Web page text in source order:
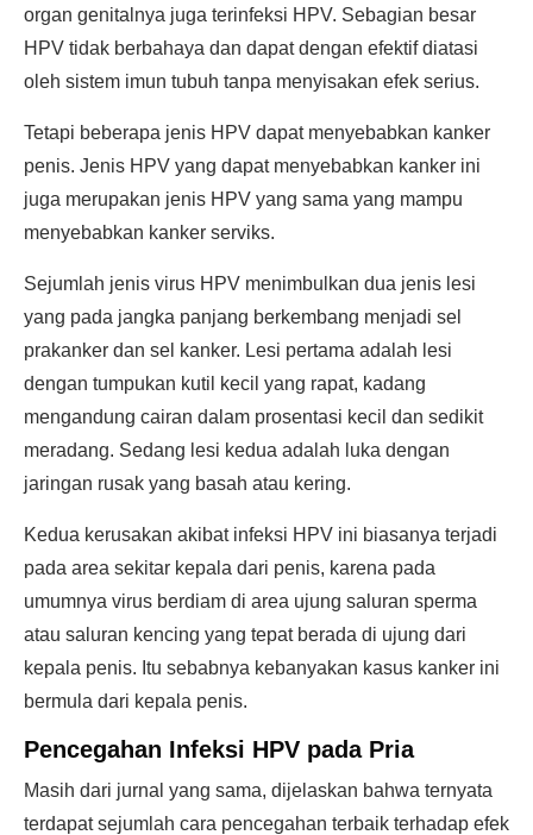
organ genitalnya juga terinfeksi HPV. Sebagian besar
HPV tidak berbahaya dan dapat dengan efektif diatasi
oleh sistem imun tubuh tanpa menyisakan efek serius.
Tetapi beberapa jenis HPV dapat menyebabkan kanker
penis. Jenis HPV yang dapat menyebabkan kanker ini
juga merupakan jenis HPV yang sama yang mampu
menyebabkan kanker serviks.
Sejumlah jenis virus HPV menimbulkan dua jenis lesi
yang pada jangka panjang berkembang menjadi sel
prakanker dan sel kanker. Lesi pertama adalah lesi
dengan tumpukan kutil kecil yang rapat, kadang
mengandung cairan dalam prosentasi kecil dan sedikit
meradang. Sedang lesi kedua adalah luka dengan
jaringan rusak yang basah atau kering.
Kedua kerusakan akibat infeksi HPV ini biasanya terjadi
pada area sekitar kepala dari penis, karena pada
umumnya virus berdiam di area ujung saluran sperma
atau saluran kencing yang tepat berada di ujung dari
kepala penis. Itu sebabnya kebanyakan kasus kanker ini
bermula dari kepala penis.
Pencegahan Infeksi HPV pada Pria
Masih dari jurnal yang sama, dijelaskan bahwa ternyata
terdapat sejumlah cara pencegahan terbaik terhadap efek